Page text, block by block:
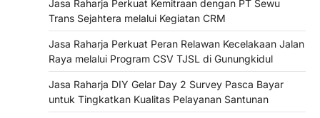
Jasa Raharja Perkuat Kemitraan dengan PT Sewu
Trans Sejahtera melalui Kegiatan CRM
Jasa Raharja Perkuat Peran Relawan Kecelakaan Jalan
Raya melalui Program CSV TJSL di Gunungkidul
Jasa Raharja DIY Gelar Day 2 Survey Pasca Bayar
untuk Tingkatkan Kualitas Pelayanan Santunan